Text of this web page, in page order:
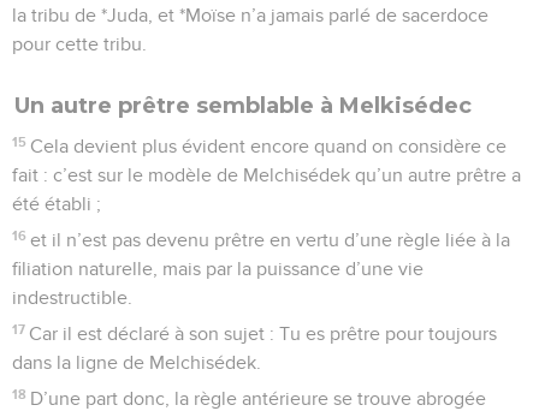
la tribu de *Juda, et *Moïse n’a jamais parlé de sacerdoce
pour cette tribu.
Un autre prêtre semblable à Melkisédec
15 Cela devient plus évident encore quand on considère ce
fait : c’est sur le modèle de Melchisédek qu’un autre prêtre a
été établi ;
16 et il n’est pas devenu prêtre en vertu d’une règle liée à la
filiation naturelle, mais par la puissance d’une vie
indestructible.
17 Car il est déclaré à son sujet : Tu es prêtre pour toujours
dans la ligne de Melchisédek.
18 D’une part donc, la règle antérieure se trouve abrogée